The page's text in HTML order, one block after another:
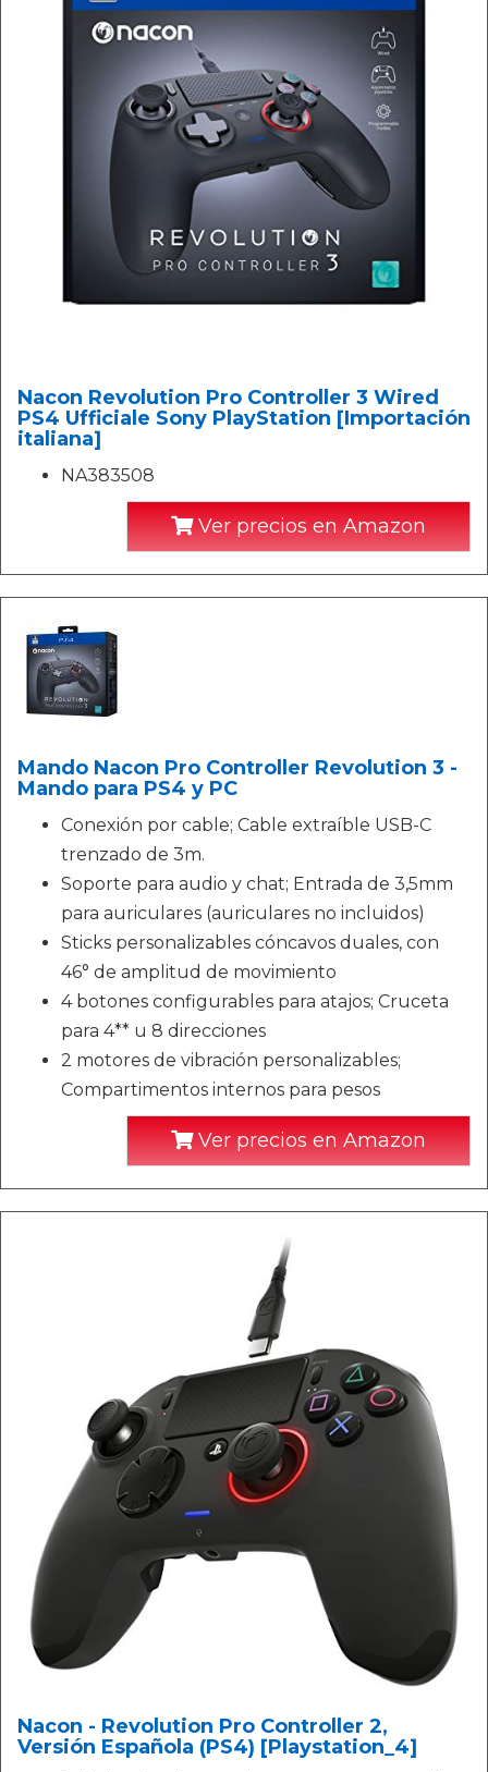
Nacon Revolution Pro Controller 3 Wired
PS4 Ufficiale Sony PlayStation [Importación
italiana]
NA383508
Ver precios en Amazon
Mando Nacon Pro Controller Revolution 3 -
Mando para PS4 y PC
Conexión por cable; Cable extraíble USB-C
trenzado de 3m.
Soporte para audio y chat; Entrada de 3,5mm
para auriculares (auriculares no incluidos)
Sticks personalizables cóncavos duales, con
46° de amplitud de movimiento
4 botones configurables para atajos; Cruceta
para 4** u 8 direcciones
2 motores de vibración personalizables;
Compartimentos internos para pesos
Ver precios en Amazon
Nacon - Revolution Pro Controller 2,
Versión Española (PS4) [Playstation_4]